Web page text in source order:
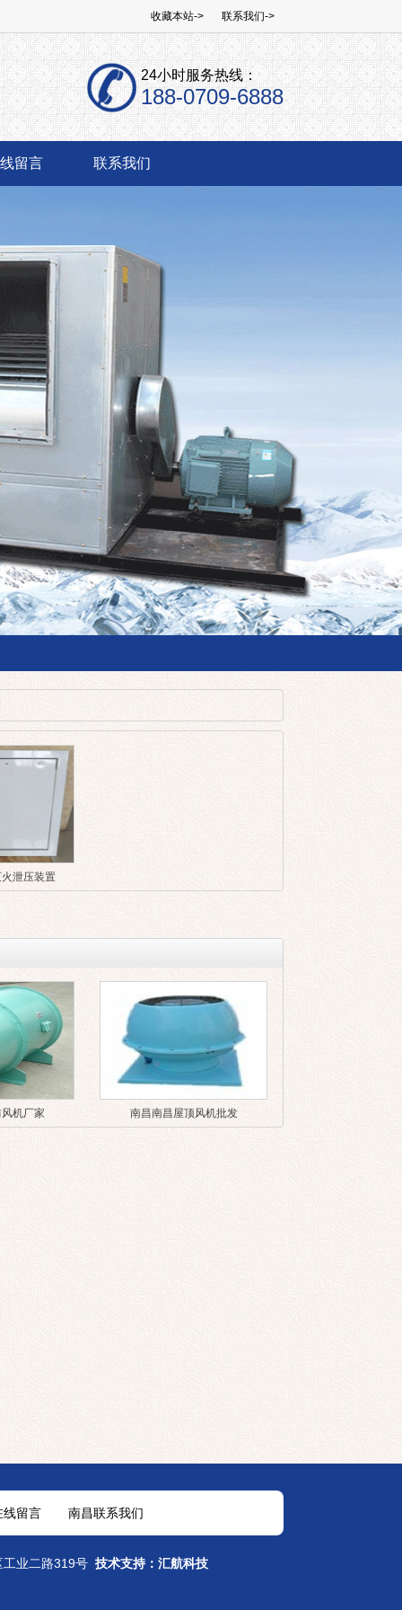
收藏本站-> 联系我们->
24小时服务热线：
188-0709-6888
留言 联系我们
泄压装置
机厂家 南昌南昌屋顶风机批发
线留言 南昌联系我们
业二路319号 技术支持：汇航科技